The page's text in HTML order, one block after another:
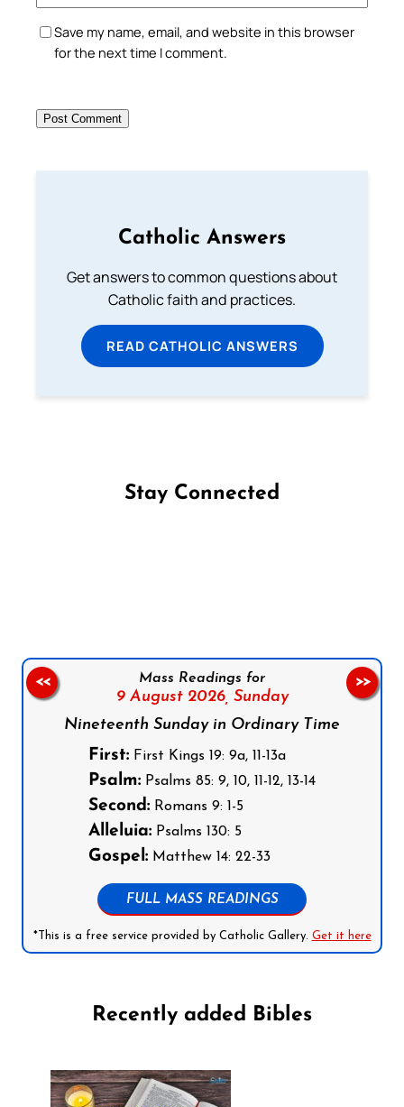
Save my name, email, and website in this browser
for the next time I comment.
Catholic Answers
Get answers to common questions about
Catholic faith and practices.
READ CATHOLIC ANSWERS
Stay Connected
Mass Readings for
9 August 2026, Sunday
Nineteenth Sunday in Ordinary Time
First: First Kings 19: 9a, 11-13a
Psalm: Psalms 85: 9, 10, 11-12, 13-14
Second: Romans 9: 1-5
Alleluia: Psalms 130: 5
Gospel: Matthew 14: 22-33
FULL MASS READINGS
*This is a free service provided by Catholic Gallery. Get it here
<< >>
Recently added Bibles